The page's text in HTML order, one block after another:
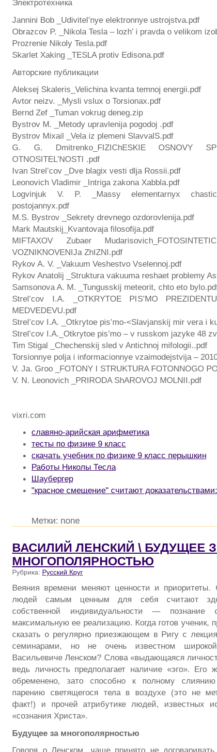
Электротехника
Jannini Bob _Udivitel’nye elektronnye ustrojstva.pdf
Obrazcov P. _Nikola Tesla – lozh’ i pravda o velikom
Prozrenie Nikoly Tesla.pdf
Skarlet Xaking _TESLA protiv Edisona.pdf
Авторские публикации
Aleksej Skaleris_Velichina kvanta temnoj energii.pdf
Avtor neizv. _Mysli vslux o Torsionax.pdf
Bernd Zef _Tuman vokrug deneg.zip
Bystrov M. _Metody upravlenija pogodoj .pdf
Bystrov Mixail _Vela iz plemeni SlavvalS.pdf
G. G. Dmitrenko_FIZIChESKIE OSNOVY
OTNOSITEL’NOSTI .pdf
Ivan Strel’cov _Dve blagix vesti dlja Rossii.pdf
Leonovich Vladimir _Intriga zakona Xabbla.pdf
Logvinjuk V. P. _Massy elementarnyx
postojannyx.pdf
M.S. Bystrov _Sekrety drevnego ozdorovlenija.pdf
Mark Mautskij_Kvantovaja filosofija.pdf
MIFTAXOV Zubaer
VOZNIKNOVENIJa ZhIZNI.pdf
Rykov A. V. _Vakuum Veshestvo Vselennoj.pdf
Rykov Anatolij _Struktura vakuuma reshaet problemy
Samsonova A. M. _Tungusskij meteorit, chto eto
Strel’cov I.A. _OTKRYTOE PIS’MO
MEDVEDEVU.pdf
Strel’cov I.A. _Otkrytoe pis’mo-<Slavjanskij mir vera i
Strel’cov I.A._Otkrytoe pis’mo – v russkom jazyke 48
Tim Stigal _Chechenskij sled v Antichnoj mifologii..pdf
Torsionnye polja i informacionnye vzaimodejstvija –
V. Ja. Groo _FOTONY I STRUKTURA FOTONNOGO
V. N. Leonovich _PRIRODA ShAROVOJ MOLNII.pdf
vixri.com
славяно-арийская арифметика
тесты по физике 9 класс
скачать учебник по физике 9 класс перышкин
Работы Николы Тесла
Шаубергер
"красное смещение" считают
Метки: none
ВАСИЛИЙ ЛЕНСКИЙ \ БУДУЩЕЕ
МНОГОПОЛЯРНОСТЬЮ
Рубрика: Русский Круг
Веяния времени меняют ценности и приоритеты.
людей самым ценным для себя считают
собственной индивидуальности —
максимальную ее реализацию. Когда готов ученик,
сказать о регулярно приезжающем в Ригу с
семинарами, но не очень известном
Васильевиче Ленском? Слова «выдающаяся
ведь личность предполагает наличие «эго». Его
обременено, зато способно к полному
парению светящегося тела в воздухе (это не
факт!) и прочей атрибутике людей, известных
«сознания Христа».
Будущее за многополярностью